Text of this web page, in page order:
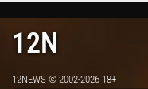
12N
12NEWS © 2002-2026 18+